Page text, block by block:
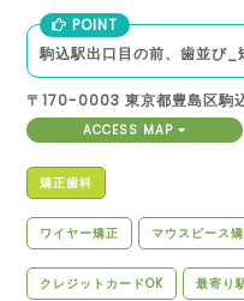
POINT
駒込駅出口目の前、歯並び_
〒170-0003 東京都豊島区駒
ACCESS MAP
矯正歯科
ワイヤー矯正 マウスピース
クレジットカードOK 最寄り